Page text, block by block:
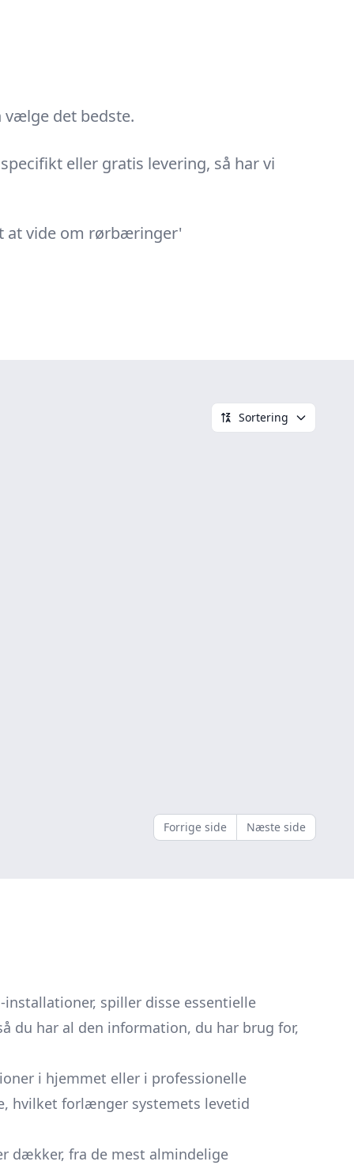
vælge det bedste.
eller gratis levering, så har vi
at vide om rørbæringer'
Sortering
Forrige side Næste side
spiller disse essentielle
du har al den information, du har brug for,
i hjemmet eller i professionelle
hvilket forlænger systemets levetid
dækker, fra de mest almindelige